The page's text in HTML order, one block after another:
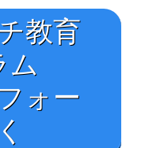
教育
ム
ォー